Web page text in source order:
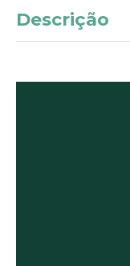
Descrição